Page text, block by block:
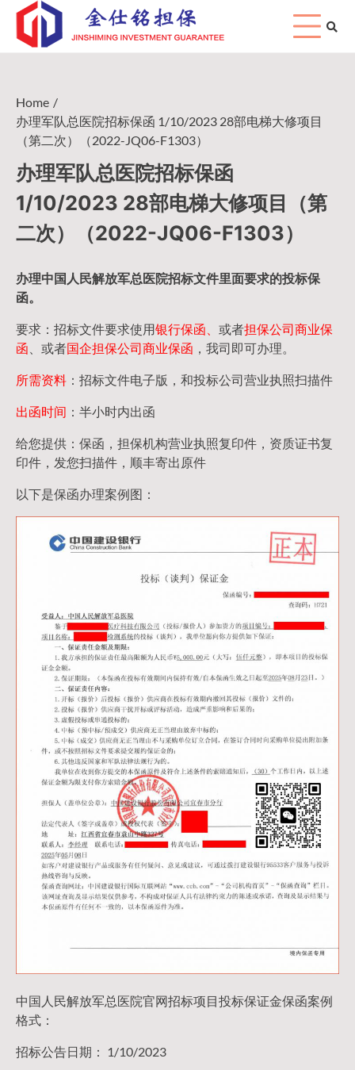
Skip
content
Home
办理军队总医院招标保函 1/10/2023 28部电梯大修项目
（第二次）（2022-JQ06-F1303）
办理军队总医院招标保函
1/10/2023 28部电梯大修项目（第
二次）（2022-JQ06-F1303）
办理中国人民解放军总医院招标文件里面要求的投标保
函。
要求：招标文件要求使用银行保函、 或者担保公司商业保
函 、或者国企担保公司商业保函 ，我司即可办理。
所需资料 ：招标文件电子版，和投标公司营业执照扫描件
出函时间 ：半小时内出函
给您提供：保函，担保机构营业执照复印件，资质证书复
印件，发您扫描件，顺丰寄出原件
以下是保函办理案例图：
中国人民解放军总医院官网招标项目投标保证金保函案例
格式：
招标公告日期： 1/10/2023